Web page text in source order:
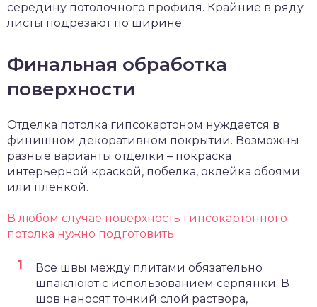
середину потолочного профиля. Крайние в ряду
листы подрезают по ширине.
Финальная обработка
поверхности
Отделка потолка гипсокартоном нуждается в
финишном декоративном покрытии. Возможны
разные варианты отделки – покраска
интерьерной краской, побелка, оклейка обоями
или пленкой.
В любом случае поверхность гипсокартонного
потолка нужно подготовить:
Все швы между плитами обязательно
шпаклюют с использованием серпянки. В
шов наносят тонкий слой раствора,